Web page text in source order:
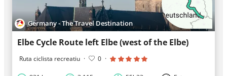
Germany - The Travel Destination
Elbe Cycle Route left Elbe (west of the Elbe)
Ruta ciclista recreatiu · 0 ·